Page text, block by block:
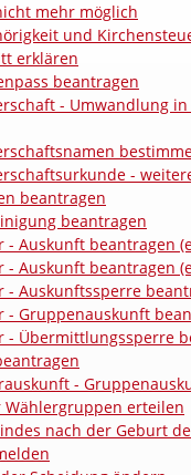
mehr möglich
und
erklären
beantragen
- Umwandlung in
-
beantragen
beantragen
- Auskunft beantragen
- Auskunft beantragen
- Auskunftssperre
- Gruppenauskunft
- Übermittlungssperre
-
Wählergruppen erteilen
nach der Geburt